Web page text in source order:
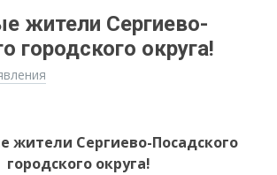
жители Сергиево-
городского округа!
жители Сергиево-Посадского
городского округа!